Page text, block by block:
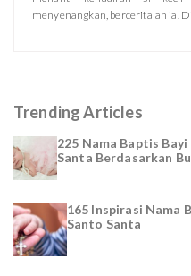
menyenangkan, berceritalah ia.
Trending Articles
225 Nama Baptis
Santa Berdasarkan
165 Inspirasi Nama
Santo Santa